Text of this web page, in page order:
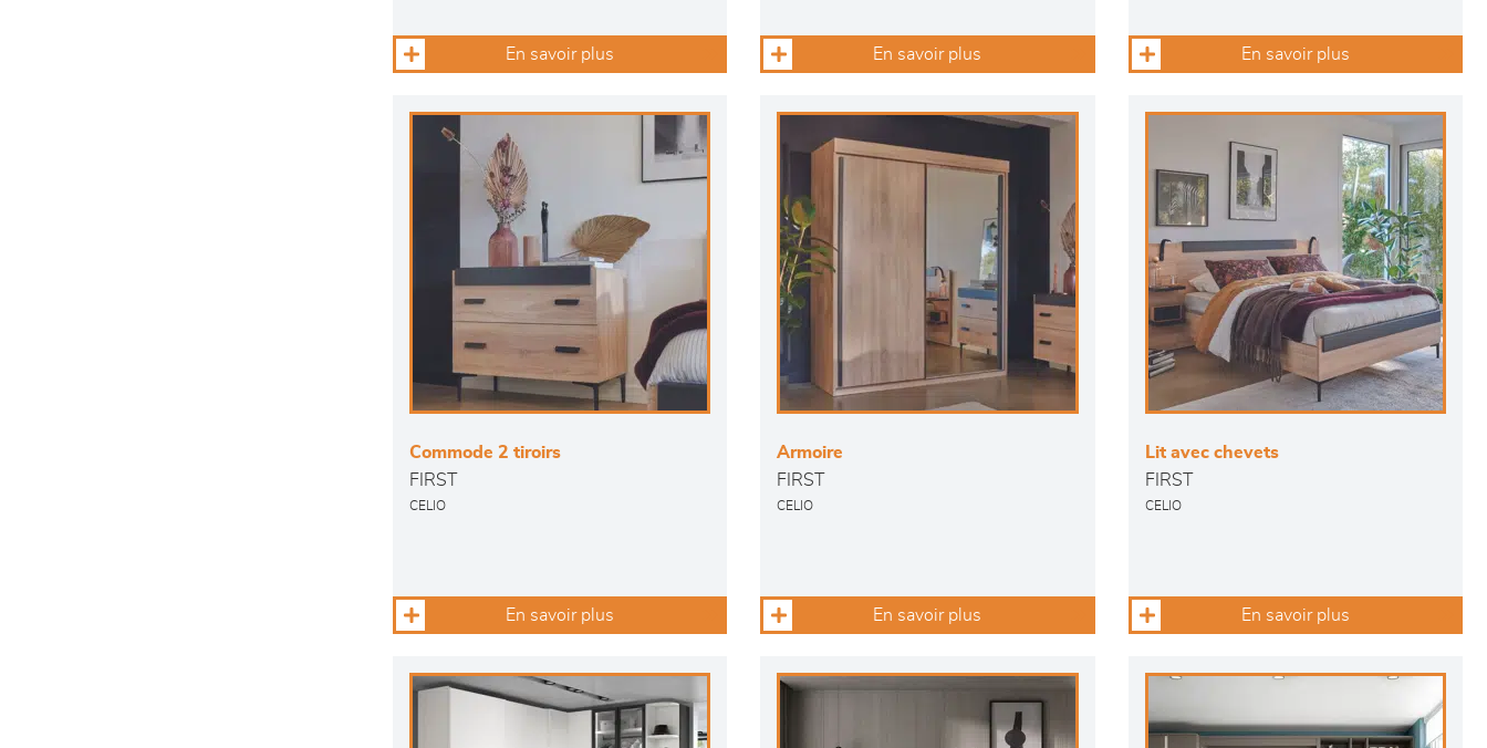
En savoir plus En savoir plus En savoir plus
Commode 2 tiroirs
FIRST
CELIO
En savoir plus
Armoire
FIRST
CELIO
En savoir plus
Lit avec chevets
FIRST
CELIO
En savoir plus